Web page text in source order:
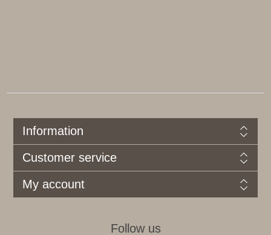
Information
Customer service
My account
Follow us